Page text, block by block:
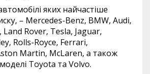
яких найчастіше
– Mercedes-Benz, BMW, Audi,
Land Rover, Tesla, Jaguar,
Rolls-Royce, Ferrari,
Martin, McLaren, а також
Toyota та Volvo.